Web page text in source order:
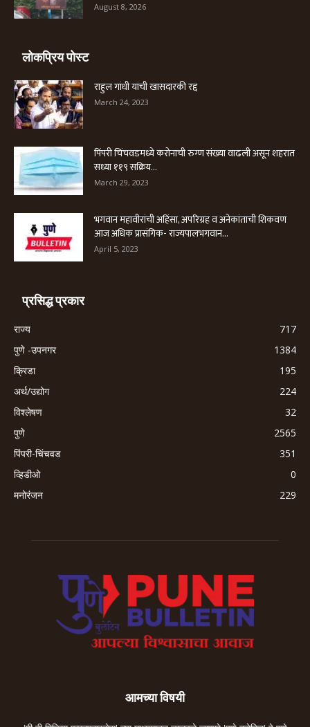
August 8, 2026
लोकप्रिय पोस्ट
राहुल गांधी यांची खासदारकी रद्द
March 24, 2023
पिंपरी चिंचवडमध्ये करोनाची रुग्ण संख्या वाढली असून शहरात
सध्या ११९ सक्रिय...
March 29, 2023
भगवान महावीरांची अहिंसा, अपरिग्रह व अनेकांताची शिकवण
आज अधिक प्रासंगिक- राज्यपालभगवान...
April 5, 2023
प्रसिद्ध प्रकार
राज्य
717
पुणे -उपनगर
1384
क्रिडा
195
अर्थ/उद्योग
224
विश्लेषण
32
पुणे
2565
पिंपरी-चिंचवड
351
व्हिडीओ
0
मनोरंजन
229
आमच्या विषयी